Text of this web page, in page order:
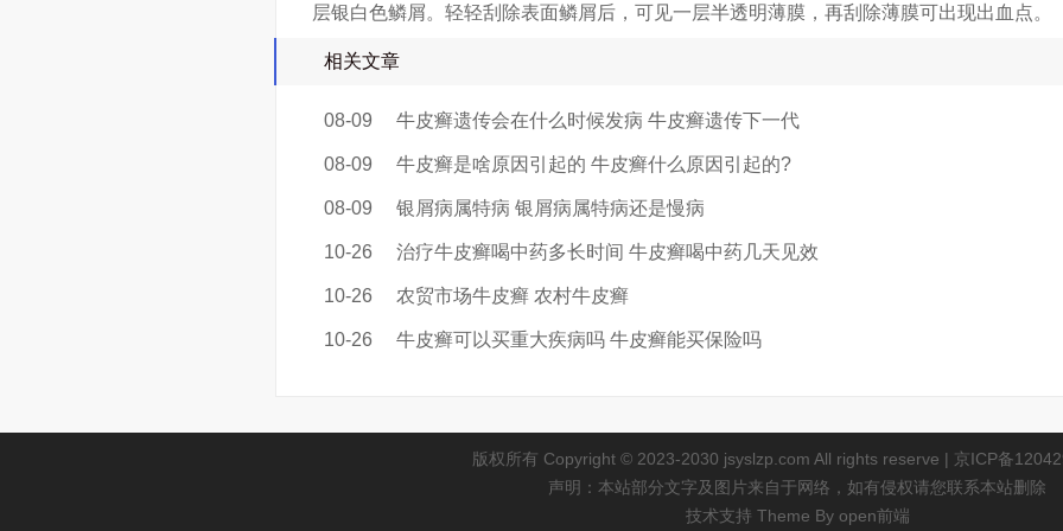
层银白色鳞屑。轻轻刮除表面鳞屑后，可见一层半透明薄膜，再刮除薄膜可出现出血点。
相关文章
08-09 牛皮癣遗传会在什么时候发病 牛皮癣遗传下一代
08-09 牛皮癣是啥原因引起的 牛皮癣什么原因引起的?
08-09 银屑病属特病 银屑病属特病还是慢病
10-26 治疗牛皮癣喝中药多长时间 牛皮癣喝中药几天见效
10-26 农贸市场牛皮癣 农村牛皮癣
10-26 牛皮癣可以买重大疾病吗 牛皮癣能买保险吗
版权所有 Copyright © 2023-2030 jsyslzp.com All rights reserve | 京ICP备
声明：本站部分文字及图片来自于网络，如有侵权请您联系本站删除
技术支持 Theme By open前端